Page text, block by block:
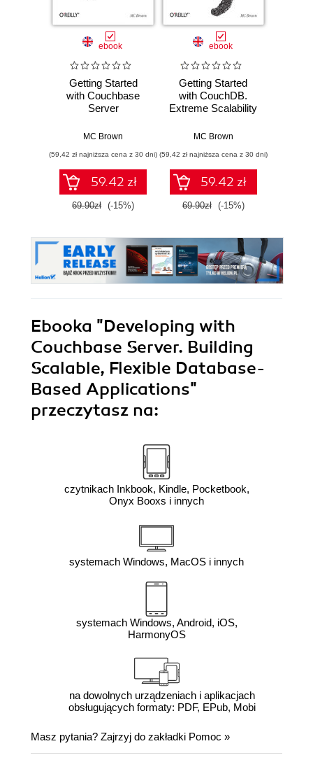
ebook
Getting Started
with Couchbase
Server
MC Brown
(59,42 zł najniższa cena z 30 dni)
59.42 zł
69.90zł (-15%)
ebook
Getting Started
with CouchDB.
Extreme Scalability
MC Brown
(59,42 zł najniższa cena z 30 dni)
59.42 zł
69.90zł (-15%)
Ebooka "Developing with
Couchbase Server. Building
Scalable, Flexible Database-
Based Applications"
przeczytasz na:
czytnikach Inkbook, Kindle, Pocketbook,
Onyx Booxs i innych
systemach Windows, MacOS i innych
systemach Windows, Android, iOS,
HarmonyOS
na dowolnych urządzeniach i aplikacjach
obsługujących formaty: PDF, EPub, Mobi
Masz pytania? Zajrzyj do zakładki Pomoc »